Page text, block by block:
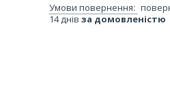
14 днів за домовленістю